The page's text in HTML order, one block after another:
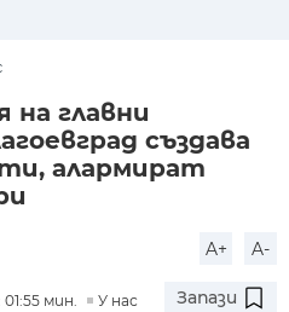
на главни
създава
алармират
A+ A-
мин. У нас Запази